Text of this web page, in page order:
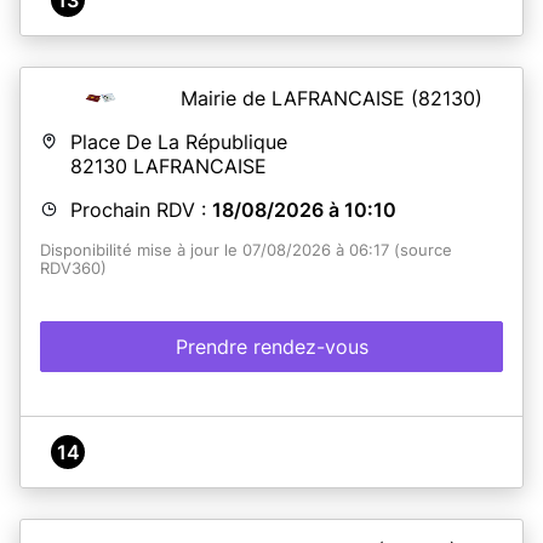
Mairie de LAFRANCAISE (82130)
Place De La République
82130 LAFRANCAISE
Prochain RDV : 18/08/2026 à 10:10
Disponibilité mise à jour le 07/08/2026 à 06:17 (source
RDV360)
Prendre rendez-vous
14